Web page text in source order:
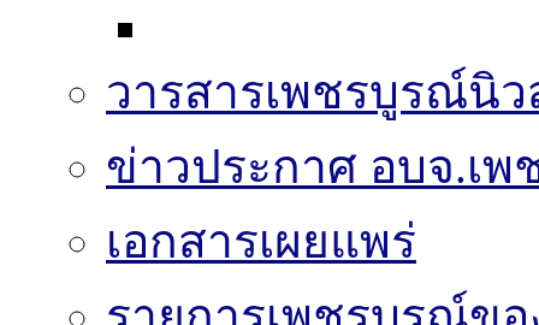
วารสารเพชรบูรณ์นิว
ข่าวประกาศ อบจ.เ
เอกสารเผยแพร่